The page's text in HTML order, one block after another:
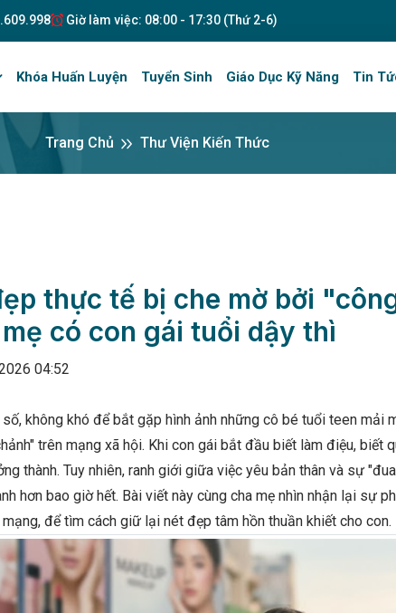
Giờ làm việc: 08:00 - 17:30 (Thứ 2-6)
Khóa Huấn Luyện Tuyển Sinh Giáo Dục Kỹ Năng Tin
Trang Chủ Thư Viện Kiến Thức
thực tế bị che mờ bởi
có con gái tuổi dậy thì
04:52
số, không khó để bắt gặp hình ảnh những cô bé tuổi teen mải
trên mạng xã hội. Khi con gái bắt đầu biết làm điệu, biết
thành. Tuy nhiên, ranh giới giữa việc yêu bản thân và sự
hơn bao giờ hết. Bài viết này cùng cha mẹ nhìn nhận lại sự
để tìm cách giữ lại nét đẹp tâm hồn thuần khiết cho con.